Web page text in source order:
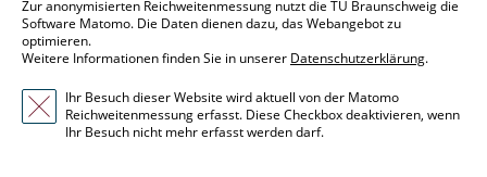
Zur anonymisierten Reichweitenmessung nutzt die TU Braunschweig die
Software Matomo. Die Daten dienen dazu, das Webangebot zu
optimieren.
Weitere Informationen finden Sie in unserer Datenschutzerklärung.
Ihr Besuch dieser Website wird aktuell von der Matomo
Reichweitenmessung erfasst. Diese Checkbox deaktivieren, wenn
Ihr Besuch nicht mehr erfasst werden darf.